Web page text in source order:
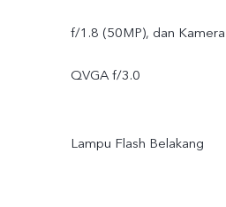
f/1.8 (50MP), dan Kamera
QVGA f/3.0
Lampu Flash Belakang